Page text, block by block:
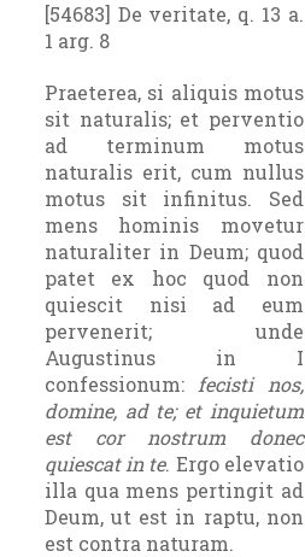
[54683] De veritate, q. 13 a.
1 arg. 8
Praeterea, si aliquis motus
sit naturalis; et perventio
ad terminum motus
naturalis erit, cum nullus
motus sit infinitus. Sed
mens hominis movetur
naturaliter in Deum; quod
patet ex hoc quod non
quiescit nisi ad eum
pervenerit; unde
Augustinus in I
confessionum: fecisti nos,
domine, ad te; et inquietum
est cor nostrum donec
quiescat in te. Ergo elevatio
illa qua mens pertingit ad
Deum, ut est in raptu, non
est contra naturam.